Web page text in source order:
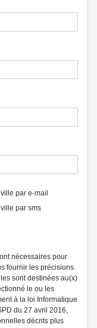
par e-mail
par sms
nécessaires pour
fournir les précisions
sont destinées au(x)
le ou les
à la loi Informatique
du 27 avril 2016,
décrits plus